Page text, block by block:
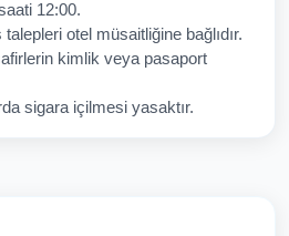
İptal Gönder
12:00.
otel müsaitliğine bağlıdır.
kimlik veya pasaport
sigara içilmesi yasaktır.